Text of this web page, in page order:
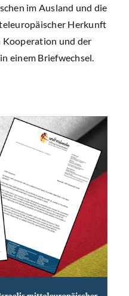
im Ausland und die
Herkunft
Kooperation und der
einem Briefwechsel.